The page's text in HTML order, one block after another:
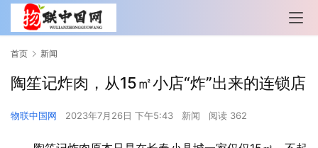
首页 新闻
陶笙记炸肉，从15㎡小店“炸”出来的连锁店
物联中国网 2023年7月26日 下午5:43 新闻 阅读 362